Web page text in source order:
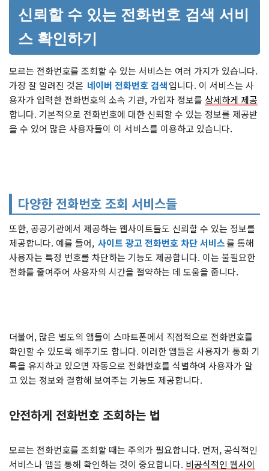
신뢰할 수 있는 전화번호 검색 서비
스 확인하기
모르는 전화번호를 조회할 수 있는 서비스는 여러 가지가 있습니다.
가장 잘 알려진 것은 네이버 전화번호 검색입니다. 이 서비스는 사
용자가 입력한 전화번호의 소속 기관, 가입자 정보를 상세하게 제공
합니다. 기본적으로 전화번호에 대한 신뢰할 수 있는 정보를 제공받
을 수 있어 많은 사용자들이 이 서비스를 이용하고 있습니다.
다양한 전화번호 조회 서비스들
또한, 공공기관에서 제공하는 웹사이트들도 신뢰할 수 있는 정보를
제공합니다. 예를 들어, 사이트 광고 전화번호 차단 서비스를 통해
사용자는 특정 번호를 차단하는 기능도 제공합니다. 이는 불필요한
전화를 줄여주어 사용자의 시간을 절약하는 데 도움을 줍니다.
더불어, 많은 별도의 앱들이 스마트폰에서 직접적으로 전화번호를
확인할 수 있도록 해주기도 합니다. 이러한 앱들은 사용자가 통화 기
록을 유지하고 있으면 자동으로 전화번호를 식별하여 사용자가 알
고 있는 정보와 결합해 보여주는 기능도 제공합니다.
안전하게 전화번호 조회하는 법
모르는 전화번호를 조회할 때는 주의가 필요합니다. 먼저, 공식적인
서비스나 앱을 통해 확인하는 것이 중요합니다. 비공식적인 웹사이